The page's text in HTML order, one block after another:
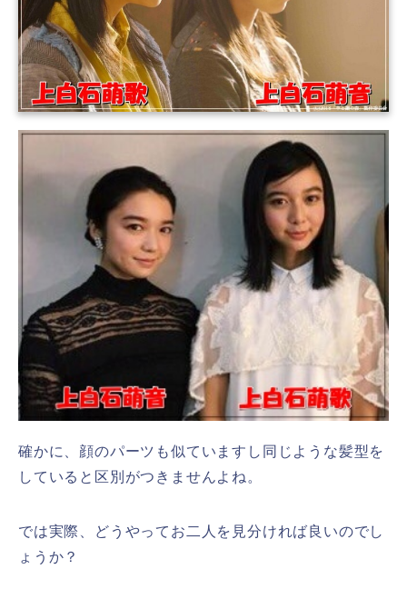
確かに、顔のパーツも似ていますし同じような髪型を
していると区別がつきませんよね。
では実際、どうやってお二人を見分ければ良いのでし
ょうか？